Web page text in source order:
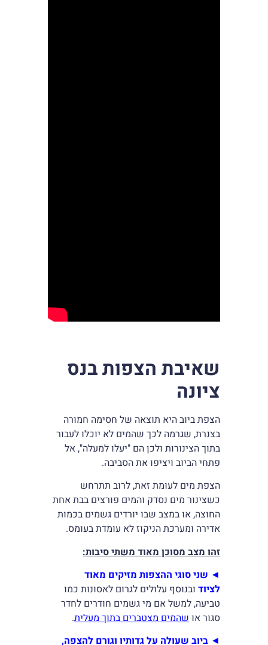
שאיבת הצפות בנס
ציונה
הצפת ביוב היא תוצאה של חסימה חמורה
בצנרת, שגרמה לכך שהמים לא יוכלו לעבור
בתוך הצינורות ולכן הם "יעלו למעלה", אל
פתחי הביוב ויציפו את הסביבה.
הצפת מים לעומת זאת, לרוב תתרחש
כשצינור מים נסדק והמים פורצים בבת אחת
החוצה, או במצב שבו יורדים גשמים בכמות
אדירה ומערכת הניקוז לא עומדת בעומס.
זהו מצב מסוכן מאוד משתי סיבות:
◄ שני סוגי ההצפות מזיקים מאוד
לציודובנוסף עלולים לגרום לאסונות כמו
טביעה, למשל אם מי גשמים חודרים לחדר
סגור אושהמים מצטברים בתוך מעלית.
◄ ביוב שעולה על גדותיו וגורם להצפה,